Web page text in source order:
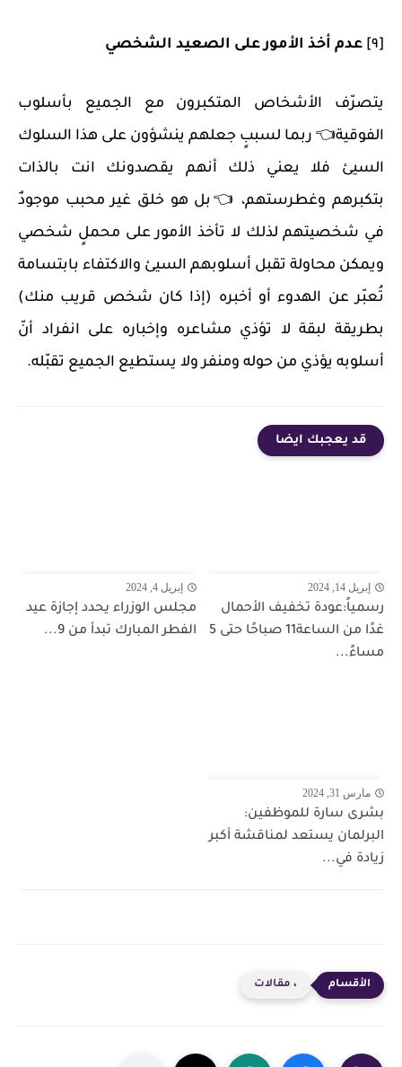
عدم أخذ الأمور على الصعيد الشخصي
يتصرّف الأشخاص المتكبرون مع الجميع بأسلوب
الفوقية👈 ربما لسببٍ جعلهم ينشؤون على هذا السلوك
السيئ فلا يعني ذلك أنهم يقصدونك انت بالذات
بتكبرهم وغطرستهم، 👈بل هو خلق غير محبب موجودٌ
في شخصيتهم لذلك لا تأخذ الأمور على محملٍ شخصي
ويمكن محاولة تقبل أسلوبهم السيئ والاكتفاء بابتسامة
تُعبّر عن الهدوء أو أخبره (إذا كان شخص قريب منك)
بطريقة لبقة لا تؤذي مشاعره وإخباره على انفراد أنّ
أسلوبه يؤذي من حوله ومنفر ولا يستطيع الجميع تقبّله.
قد يعجبك ايضا
إبريل 14, 2024
رسمياً:عودة تخفيف الأحمال
غدًا من الساعة11 صباحًا حتى 5
مساءً...
إبريل 4, 2024
مجلس الوزراء يحدد إجازة عيد
الفطر المبارك تبدأ من 9...
مارس 31, 2024
بشرى سارة للموظفين:
البرلمان يستعد لمناقشة أكبر
زيادة في...
، مقالات